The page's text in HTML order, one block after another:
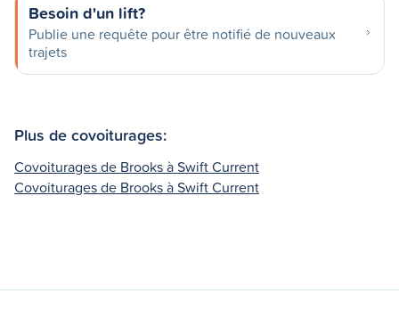
Besoin d'un lift?
Publie une requête pour être notifié de nouveaux
trajets
Plus de covoiturages:
Covoiturages de Brooks à Swift Current
Covoiturages de Brooks à Swift Current